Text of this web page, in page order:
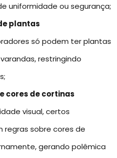
uniformidade ou segurança;
plantas
só podem ter plantas
restringindo
cores de cortinas
visual, certos
regras sobre cores de
gerando polêmica